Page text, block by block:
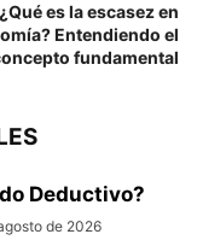
¿Qué es la escasez en
Entendiendo el
fundamental
Deductivo?
de 2026